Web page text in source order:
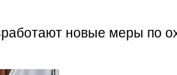
новые меры по